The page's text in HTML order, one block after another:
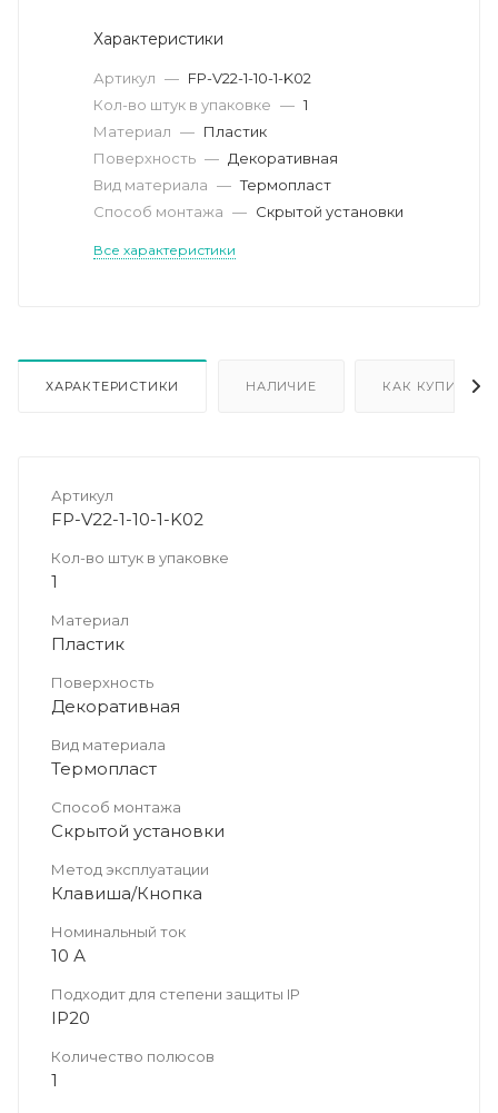
Характеристики
Артикул — FP-V22-1-10-1-K02
Кол-во штук в упаковке — 1
Материал — Пластик
Поверхность — Декоративная
Вид материала — Термопласт
Способ монтажа — Скрытой установки
Все характеристики
ХАРАКТЕРИСТИКИ НАЛИЧИЕ КАК КУПИТЬ
Артикул
FP-V22-1-10-1-K02
Кол-во штук в упаковке
1
Материал
Пластик
Поверхность
Декоративная
Вид материала
Термопласт
Способ монтажа
Скрытой установки
Метод эксплуатации
Клавиша/Кнопка
Номинальный ток
10 А
Подходит для степени защиты IP
IP20
Количество полюсов
1